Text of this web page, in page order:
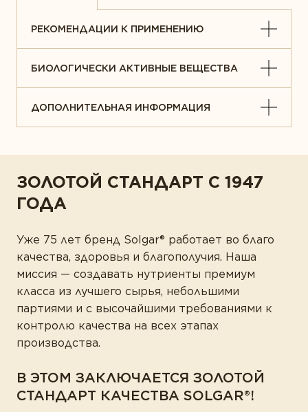
РЕКОМЕНДАЦИИ К ПРИМЕНЕНИЮ
БИОЛОГИЧЕСКИ АКТИВНЫЕ ВЕЩЕСТВА
ДОПОЛНИТЕЛЬНАЯ ИНФОРМАЦИЯ
ЗОЛОТОЙ СТАНДАРТ С 1947
ГОДА
Уже 75 лет бренд Solgar® работает во благо
качества, здоровья и благополучия. Наша
миссия — создавать нутриенты премиум
класса из лучшего сырья, небольшими
партиями и с высочайшими требованиями к
контролю качества на всех этапах
производства.
В ЭТОМ ЗАКЛЮЧАЕТСЯ ЗОЛОТОЙ
СТАНДАРТ КАЧЕСТВА SOLGAR®!